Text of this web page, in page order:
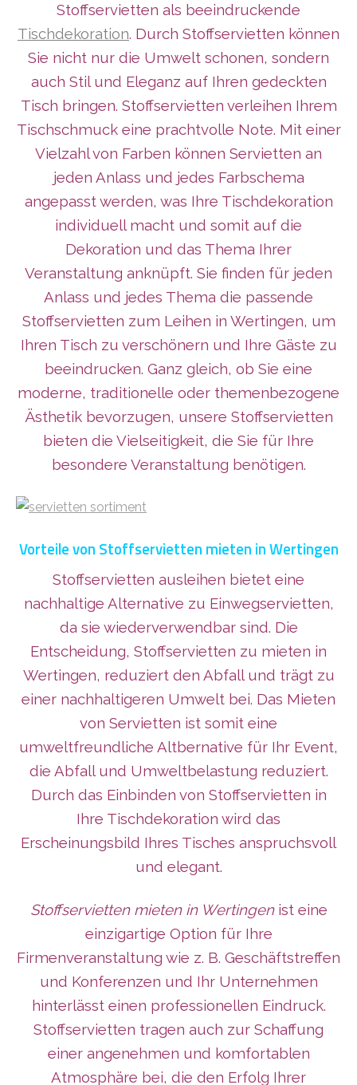
Stoffservietten als beeindruckende
Tischdekoration. Durch Stoffservietten können
Sie nicht nur die Umwelt schonen, sondern
auch Stil und Eleganz auf Ihren gedeckten
Tisch bringen. Stoffservietten verleihen Ihrem
Tischschmuck eine prachtvolle Note. Mit einer
Vielzahl von Farben können Servietten an
jeden Anlass und jedes Farbschema
angepasst werden, was Ihre Tischdekoration
individuell macht und somit auf die
Dekoration und das Thema Ihrer
Veranstaltung anknüpft. Sie finden für jeden
Anlass und jedes Thema die passende
Stoffservietten zum Leihen in Wertingen, um
Ihren Tisch zu verschönern und Ihre Gäste zu
beeindrucken. Ganz gleich, ob Sie eine
moderne, traditionelle oder themenbezogene
Ästhetik bevorzugen, unsere Stoffservietten
bieten die Vielseitigkeit, die Sie für Ihre
besondere Veranstaltung benötigen.
Vorteile von Stoffservietten mieten in Wertingen
Stoffservietten ausleihen bietet eine
nachhaltige Alternative zu Einwegservietten,
da sie wiederverwendbar sind. Die
Entscheidung, Stoffservietten zu mieten in
Wertingen, reduziert den Abfall und trägt zu
einer nachhaltigeren Umwelt bei. Das Mieten
von Servietten ist somit eine
umweltfreundliche Altbernative für Ihr Event,
die Abfall und Umweltbelastung reduziert.
Durch das Einbinden von Stoffservietten in
Ihre Tischdekoration wird das
Erscheinungsbild Ihres Tisches anspruchsvoll
und elegant.
Stoffservietten mieten in Wertingenist eine
einzigartige Option für Ihre
Firmenveranstaltung wie z. B. Geschäftstreffen
und Konferenzen und Ihr Unternehmen
hinterlässt einen professionellen Eindruck.
Stoffservietten tragen auch zur Schaffung
einer angenehmen und komfortablen
Atmosphäre bei, die den Erfolg Ihrer